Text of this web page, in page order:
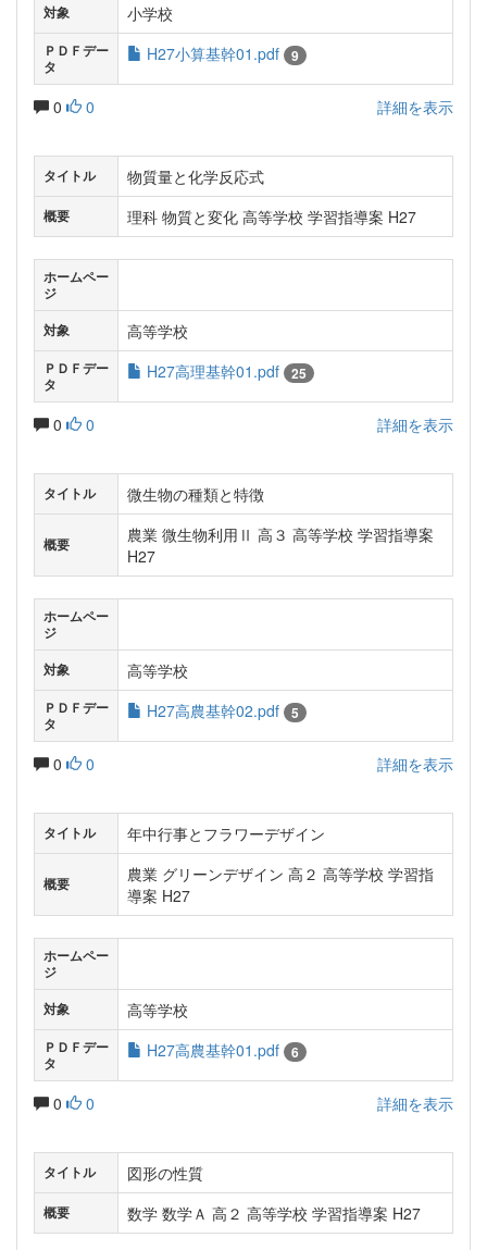
対象
小学校
ＰＤＦデー
タ
H27小算基幹01.pdf 9
0 0 詳細を表示
タイトル 物質量と化学反応式
概要 理科 物質と変化 高等学校 学習指導案 H27
ホームペー
ジ
対象
高等学校
ＰＤＦデー
タ
H27高理基幹01.pdf 25
0 0 詳細を表示
タイトル 微生物の種類と特徴
概要
農業 微生物利用Ⅱ 高３ 高等学校 学習指導案
H27
ホームペー
ジ
対象
高等学校
ＰＤＦデー
タ
H27高農基幹02.pdf 5
0 0 詳細を表示
タイトル 年中行事とフラワーデザイン
概要
農業 グリーンデザイン 高２ 高等学校 学習指
導案 H27
ホームペー
ジ
対象
高等学校
ＰＤＦデー
タ
H27高農基幹01.pdf 6
0 0 詳細を表示
タイトル 図形の性質
概要 数学 数学Ａ 高２ 高等学校 学習指導案 H27